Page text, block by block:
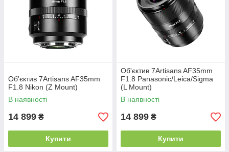
Об'єктив 7Artisans AF35mm
F1.8 Nikon (Z Mount)
В наявності
14 899 ₴
Купити
Об'єктив 7Artisans AF35mm
F1.8 Panasonic/Leica/Sigma
(L Mount)
В наявності
14 899 ₴
Купити